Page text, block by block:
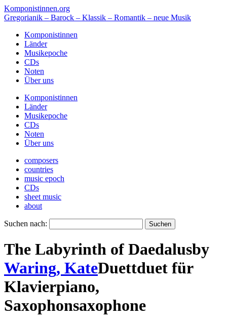
Komponistinnen.org
Gregorianik – Barock – Klassik – Romantik – neue Musik
Komponistinnen
Länder
Musikepoche
CDs
Noten
Über uns
Komponistinnen
Länder
Musikepoche
CDs
Noten
Über uns
composers
countries
music epoch
CDs
sheet music
about
Suchen nach:
The Labyrinth of Daedalusby
Waring, KateDuettduet für
Klavierpiano,
Saxophonsaxophone